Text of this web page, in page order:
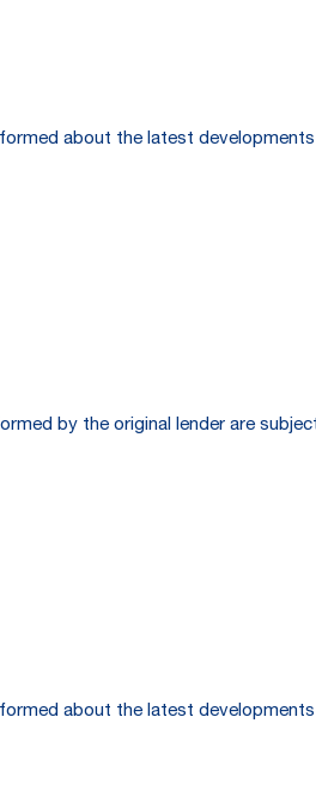
about the latest
by the original lender are
about the latest developments